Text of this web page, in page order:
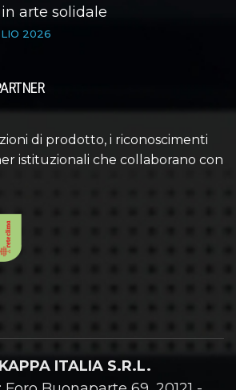
in arte solidale
2026
di prodotto, i riconoscimenti
istituzionali che collaborano con
ITALIA S.R.L.